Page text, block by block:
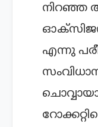
നിറഞ്ഞ
എന്നു